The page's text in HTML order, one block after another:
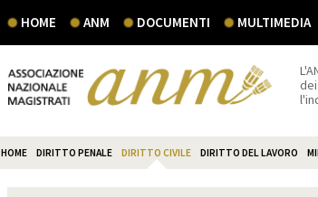
HOME ANM DOCUMENTI MULTIMEDIA
HOME DIRITTO PENALE DIRITTO CIVILE DIRITTO DEL LAVORO